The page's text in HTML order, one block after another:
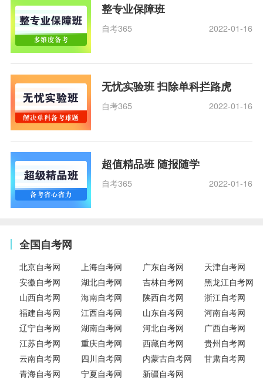
整专业保障班
自考365 2022-01-16
无忧实验班 扫除单科拦路虎
自考365 2022-01-16
超值精品班 随报随学
自考365 2022-01-16
全国自考网
北京自考网 上海自考网 广东自考网
天津自考网
安徽自考网
湖北自考网 吉林自考网
黑龙江自考网
山西自考网
海南自考网 陕西自考网
浙江自考网
福建自考网
江西自考网 山东自考网
河南自考网
辽宁自考网
湖南自考网 河北自考网
广西自考网
江苏自考网
重庆自考网 西藏自考网
贵州自考网
云南自考网
四川自考网 内蒙古自考网
甘肃自考网
青海自考网
宁夏自考网 新疆自考网